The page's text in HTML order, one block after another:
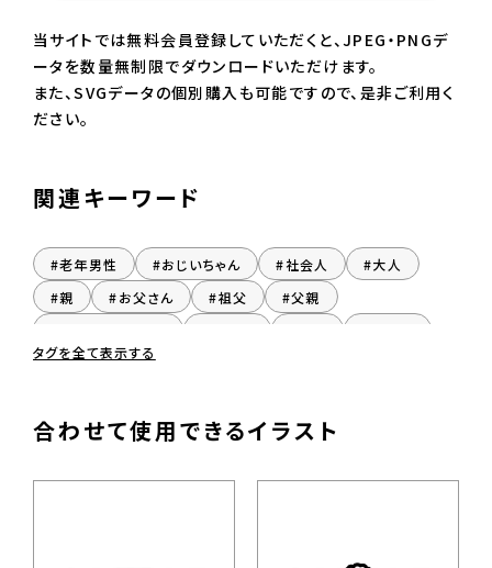
当サイトでは無料会員登録していただくと、JPEG・PNGデ
ータを数量無制限でダウンロードいただけます。
また、SVGデータの個別購入も可能ですので、是非ご利用く
ださい。
関連キーワード
#老年男性 #おじいちゃん #社会人
#大人
#親
#お父さん #祖父
#父親
#後期高齢者
タグを全て表示する
合わせて使用できるイラスト